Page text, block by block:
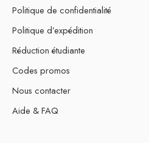
Politique de confidentialité
Politique d’expédition
Réduction étudiante
Codes promos
Nous contacter
Aide & FAQ